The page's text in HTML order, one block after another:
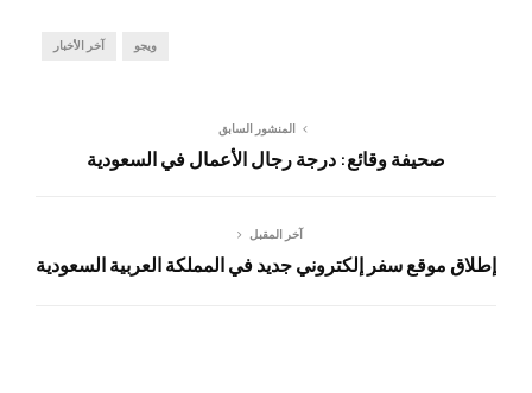
آخر الأخبار ويجو
المنشور السابق
صحيفة وقائع: درجة رجال الأعمال في السعودية
آخر المقبل
إطلاق موقع سفر إلكتروني جديد في المملكة العربية السعودية